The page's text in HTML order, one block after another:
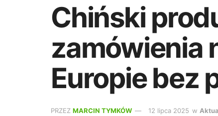
Chiński
zamówienia
Europie bez
PRZEZ MARCIN TYMKÓW 12 lipca 2025 w